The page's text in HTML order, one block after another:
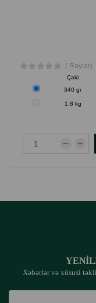
( Rəylər)
Çəki
340 gr
1.8 kg
Xəbərlər və xüsusi